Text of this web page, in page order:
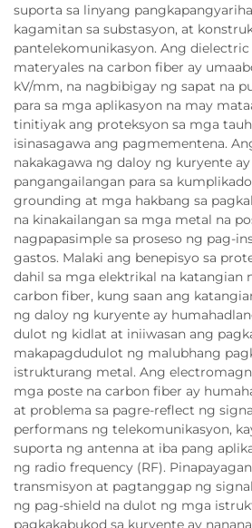
suporta sa linyang
kagamitan sa substasyon, at
pantelekomunikasyon. Ang
materyales na carbon fiber ay
kV/mm, na nagbibigay ng sapat na
para sa mga aplikasyon na may
tinitiyak ang proteksyon sa mga
isinasagawa ang pagmementena.
nakakagawa ng daloy ng kuryente
pangangailangan para sa
grounding at mga hakbang sa
na kinakailangan sa mga metal na
nagpapasimple sa proseso ng pag-
gastos. Malaki ang benepisyo sa
dahil sa mga elektrikal na katangian
carbon fiber, kung saan ang
ng daloy ng kuryente ay
dulot ng kidlat at iniiwasan ang
makapagdudulot ng malubhang
istrukturang metal. Ang
mga poste na carbon fiber ay
at problema sa pagre-reflect ng
performans ng telekomunikasyon,
suporta ng antenna at iba pang
ng radio frequency (RF).
transmisyon at pagtanggap ng
ng pag-shield na dulot ng mga
pagkakabukod sa kuryente ay